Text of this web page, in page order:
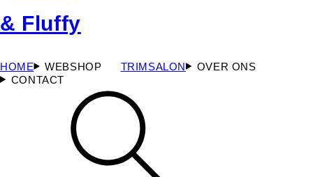
HOME WEBSHOP TRIMSALON
OVER ONS
CONTACT